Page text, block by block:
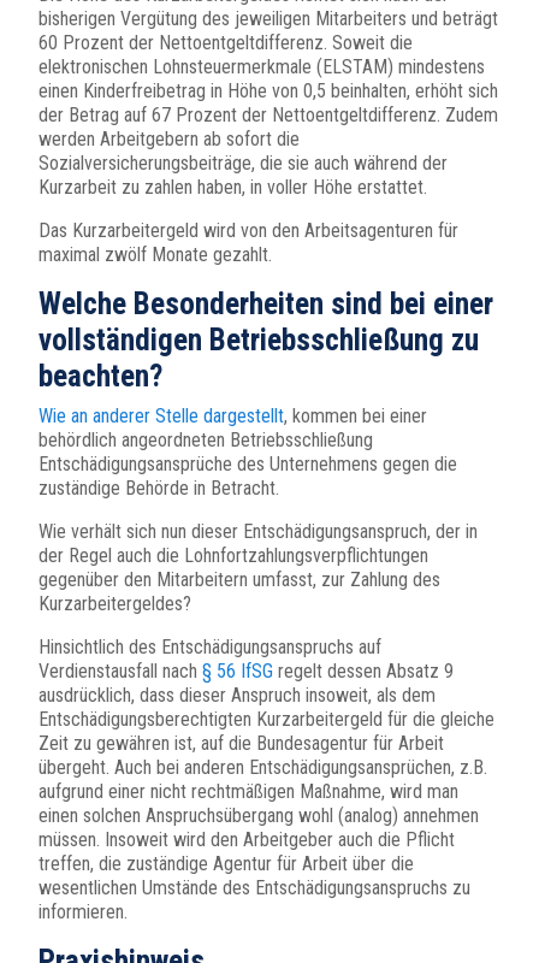
bisherigen Vergütung des jeweiligen Mitarbeiters und beträgt
60 Prozent der Nettoentgeltdifferenz. Soweit die
elektronischen Lohnsteuermerkmale (ELSTAM) mindestens
einen Kinderfreibetrag in Höhe von 0,5 beinhalten, erhöht sich
der Betrag auf 67 Prozent der Nettoentgeltdifferenz. Zudem
werden Arbeitgebern ab sofort die
Sozialversicherungsbeiträge, die sie auch während der
Kurzarbeit zu zahlen haben, in voller Höhe erstattet.
Das Kurzarbeitergeld wird von den Arbeitsagenturen für
maximal zwölf Monate gezahlt.
Welche Besonderheiten sind bei einer
vollständigen Betriebsschließung zu
beachten?
Wie an anderer Stelle dargestellt, kommen bei einer
behördlich angeordneten Betriebsschließung
Entschädigungsansprüche des Unternehmens gegen die
zuständige Behörde in Betracht.
Wie verhält sich nun dieser Entschädigungsanspruch, der in
der Regel auch die Lohnfortzahlungsverpflichtungen
gegenüber den Mitarbeitern umfasst, zur Zahlung des
Kurzarbeitergeldes?
Hinsichtlich des Entschädigungsanspruchs auf
Verdienstausfall nach § 56 IfSG regelt dessen Absatz 9
ausdrücklich, dass dieser Anspruch insoweit, als dem
Entschädigungsberechtigten Kurzarbeitergeld für die gleiche
Zeit zu gewähren ist, auf die Bundesagentur für Arbeit
übergeht. Auch bei anderen Entschädigungsansprüchen, z.B.
aufgrund einer nicht rechtmäßigen Maßnahme, wird man
einen solchen Anspruchsübergang wohl (analog) annehmen
müssen. Insoweit wird den Arbeitgeber auch die Pflicht
treffen, die zuständige Agentur für Arbeit über die
wesentlichen Umstände des Entschädigungsanspruchs zu
informieren.